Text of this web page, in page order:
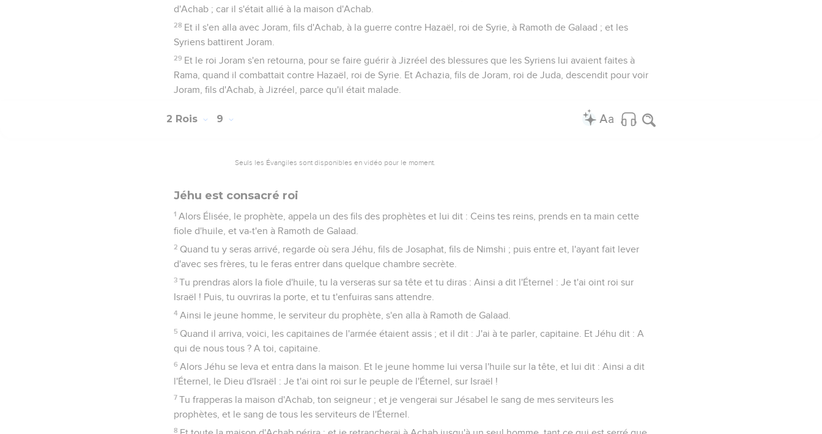
d'Achab ; car il s'était allié à la maison d'Achab.
28 Et il s'en alla avec Joram, fils d'Achab, à la guerre contre Hazaël, roi de Syrie, à Ramoth de Galaad ; et les
Syriens battirent Joram.
29 Et le roi Joram s'en retourna, pour se faire guérir à Jizréel des blessures que les Syriens lui avaient faites à
Rama, quand il combattait contre Hazaël, roi de Syrie. Et Achazia, fils de Joram, roi de Juda, descendit pour voir
Joram, fils d'Achab, à Jizréel, parce qu'il était malade.
2 Rois 9
Seuls les Évangiles sont disponibles en vidéo pour le moment.
Jéhu est consacré roi
1 Alors Élisée, le prophète, appela un des fils des prophètes et lui dit : Ceins tes reins, prends en ta main cette
fiole d'huile, et va-t'en à Ramoth de Galaad.
2 Quand tu y seras arrivé, regarde où sera Jéhu, fils de Josaphat, fils de Nimshi ; puis entre et, l'ayant fait lever
d'avec ses frères, tu le feras entrer dans quelque chambre secrète.
3 Tu prendras alors la fiole d'huile, tu la verseras sur sa tête et tu diras : Ainsi a dit l'Éternel : Je t'ai oint roi sur
Israël ! Puis, tu ouvriras la porte, et tu t'enfuiras sans attendre.
4 Ainsi le jeune homme, le serviteur du prophète, s'en alla à Ramoth de Galaad.
5 Quand il arriva, voici, les capitaines de l'armée étaient assis ; et il dit : J'ai à te parler, capitaine. Et Jéhu dit : A
qui de nous tous ? A toi, capitaine.
6 Alors Jéhu se leva et entra dans la maison. Et le jeune homme lui versa l'huile sur la tête, et lui dit : Ainsi a dit
l'Éternel, le Dieu d'Israël : Je t'ai oint roi sur le peuple de l'Éternel, sur Israël !
7 Tu frapperas la maison d'Achab, ton seigneur ; et je vengerai sur Jésabel le sang de mes serviteurs les
prophètes, et le sang de tous les serviteurs de l'Éternel.
8